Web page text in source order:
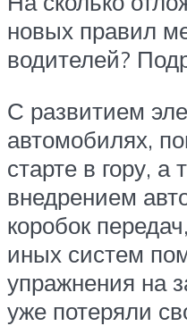
новых правил
водителей?
С развитием
автомобилях,
старте в гору,
внедрением
коробок
иных систем
упражнения на
уже потеряли